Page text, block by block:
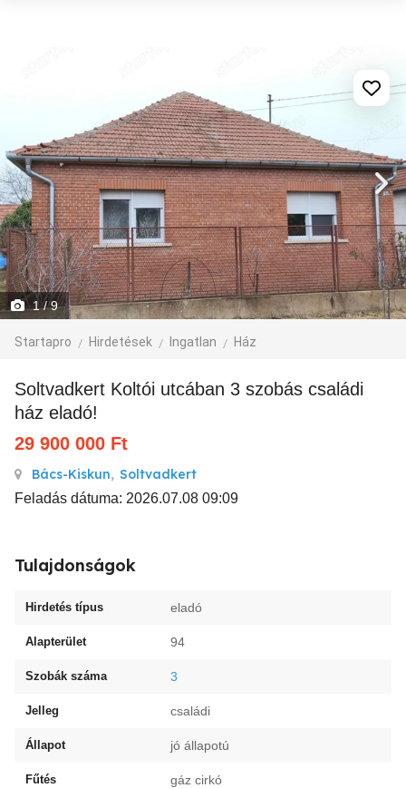
1/ 9
Startapro Hirdetések Ingatlan Ház
Soltvadkert Koltói utcában 3 szobás családi
ház eladó!
29 900 000 Ft
Bács-Kiskun, Soltvadkert
Feladás dátuma: 2026.07.08 09:09
Tulajdonságok
Hirdetés típus eladó
Alapterület 94
Szobák száma 3
Jelleg családi
Állapot jó állapotú
Fűtés gáz cirkó